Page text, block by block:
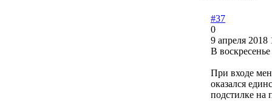
#37
0
9 апреля 2018
В
При входе
оказался
подстилке на